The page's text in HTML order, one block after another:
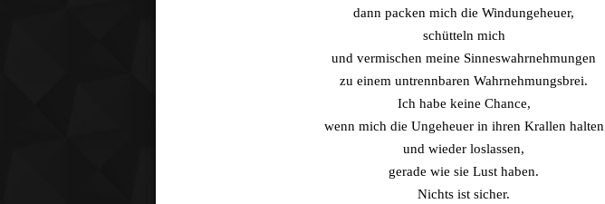
dann packen mich die Windungeheuer,
schütteln mich
und vermischen meine Sinneswahrnehmungen
zu einem untrennbaren Wahrnehmungsbrei.
Ich habe keine Chance,
wenn mich die Ungeheuer in ihren Krallen halten
und wieder loslassen,
gerade wie sie Lust haben.
Nichts ist sicher.